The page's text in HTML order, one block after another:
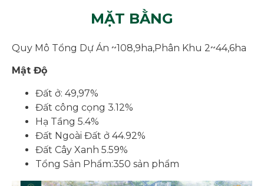
MẶT BẰNG
Quy Mô Tổng Dự Án ~108,9ha,Phân Khu 2~44,6ha
Mật Độ
Đất ở: 49,97%
Đất công cọng 3.12%
Hạ Tầng 5.4%
Đất Ngoài Đất ở 44.92%
Đất Cây Xanh 5.59%
Tổng Sản Phẩm:350 sản phẩm